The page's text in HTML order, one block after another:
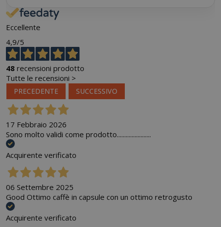
Eccellente
4,9/5
48 recensioni prodotto
Tutte le recensioni >
PRECEDENTE SUCCESSIVO
17 Febbraio 2026
Sono molto validi come prodotto.......................
Acquirente verificato
06 Settembre 2025
Good Ottimo caffè in capsule con un ottimo retrogusto
Acquirente verificato